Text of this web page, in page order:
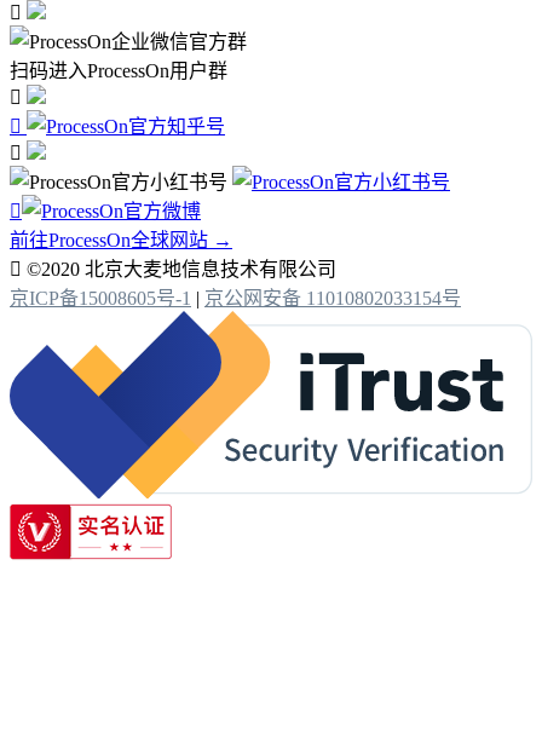

扫码进入ProcessOn用户群




前往ProcessOn全球网站 →
 ©2020 北京大麦地信息技术有限公司
京ICP备15008605号-1 | 京公网安备 11010802033154号